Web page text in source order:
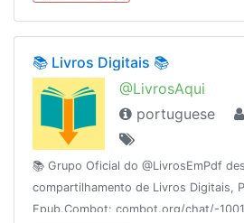
📚 Livros Digitais 📚
@LivrosAqui
portuguese
📚 Grupo Oficial do @LivrosEmPdf
compartilhamento de Livros Digitais,
Epub.Combot: combot.org/chat/-